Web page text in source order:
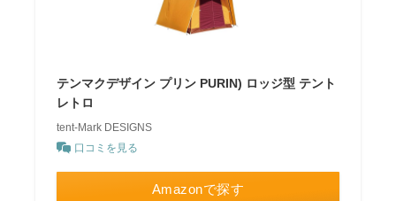
テンマクデザイン プリン PURIN) ロッジ型 テント
レトロ
tent-Mark DESIGNS
口コミを見る
Amazonで探す